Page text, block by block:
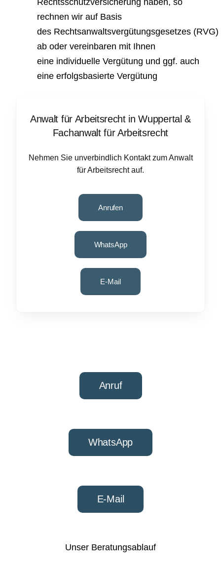
rechnen wir auf Basis
des Rechtsanwaltsvergütungsgesetzes (RVG)
ab oder vereinbaren mit Ihnen
eine individuelle Vergütung und ggf. auch
eine erfolgsbasierte Vergütung
Anwalt für Arbeitsrecht in Wuppertal &
Fachanwalt für Arbeitsrecht
Nehmen Sie unverbindlich Kontakt zum Anwalt
für Arbeitsrecht auf.
Anrufen
WhatsApp
E-Mail
Anruf
WhatsApp
E-Mail
Unser Beratungsablauf